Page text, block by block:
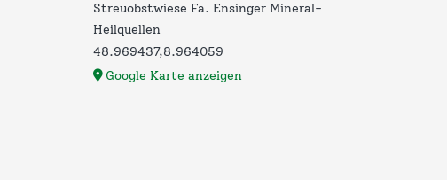
Streuobstwiese Fa. Ensinger Mineral-
Heilquellen
48.969437,8.964059
Google Karte anzeigen